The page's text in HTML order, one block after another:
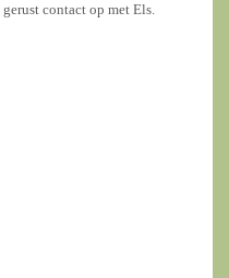
contact op met Els.